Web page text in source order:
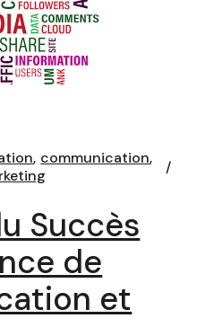
communication
Succès
de
et